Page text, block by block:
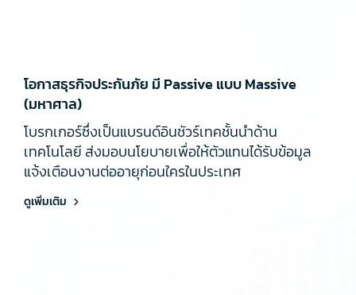
โอกาสธุรกิจประกันภัย มี Passive แบบ Massive
(มหาศาล)
โบรกเกอร์ซึ่งเป็นแบรนด์อินชัวร์เทคชั้นนำด้าน
เทคโนโลยี ส่งมอบนโยบายเพื่อให้ตัวแทนได้รับข้อมูล
แจ้งเตือนงานต่ออายุก่อนใครในประเทศ
ดูเพิ่มเติม